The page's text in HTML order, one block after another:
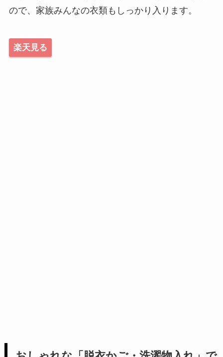
ので、家族みんなの衣類もしっかり入ります。
楽天見る